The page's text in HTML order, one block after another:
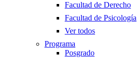
Facultad de Derecho
Facultad de Psicología
Ver todos
Programa
Posgrado